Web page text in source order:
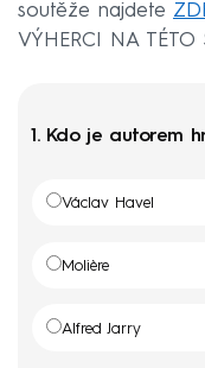
soutěže najdete
VÝHERCI NA TÉTO
1.Kdo je autorem
Václav Havel
Molière
Alfred Jarry